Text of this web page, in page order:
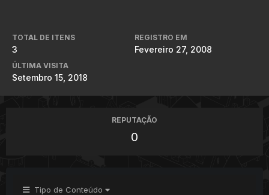
TOTAL DE ITENS
3
REGISTRO EM
Fevereiro 27, 2008
ÚLTIMA VISITA
Setembro 15, 2018
REPUTAÇÃO
0
Tipo de Conteúdo